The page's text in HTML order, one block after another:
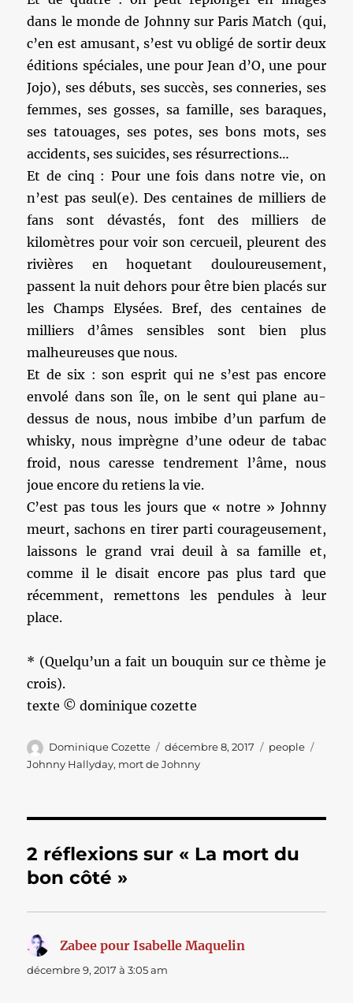
dans le monde de Johnny sur Paris Match (qui,
c’en est amusant, s’est vu obligé de sortir deux
éditions spéciales, une pour Jean d’O, une pour
Jojo), ses débuts, ses succès, ses conneries, ses
femmes, ses gosses, sa famille, ses baraques,
ses tatouages, ses potes, ses bons mots, ses
accidents, ses suicides, ses résurrections…
Et de cinq : Pour une fois dans notre vie, on
n’est pas seul(e). Des centaines de milliers de
fans sont dévastés, font des milliers de
kilomètres pour voir son cercueil, pleurent des
rivières en hoquetant douloureusement,
passent la nuit dehors pour être bien placés sur
les Champs Elysées. Bref, des centaines de
milliers d’âmes sensibles sont bien plus
malheureuses que nous.
Et de six : son esprit qui ne s’est pas encore
envolé dans son île, on le sent qui plane au-
dessus de nous, nous imbibe d’un parfum de
whisky, nous imprègne d’une odeur de tabac
froid, nous caresse tendrement l’âme, nous
joue encore du retiens la vie.
C’est pas tous les jours que « notre » Johnny
meurt, sachons en tirer parti courageusement,
laissons le grand vrai deuil à sa famille et,
comme il le disait encore pas plus tard que
récemment, remettons les pendules à leur
place.
* (Quelqu’un a fait un bouquin sur ce thème je
crois).
texte © dominique cozette
Auteur
Dominique Cozette
Publié
le
décembre 8, 2017 Catégories
people
Johnny Hallyday, mort de Johnny
2 réflexions sur « La mort du
bon côté »
Zabee pour Isabelle Maquelin
décembre 9, 2017 à 3:05 am